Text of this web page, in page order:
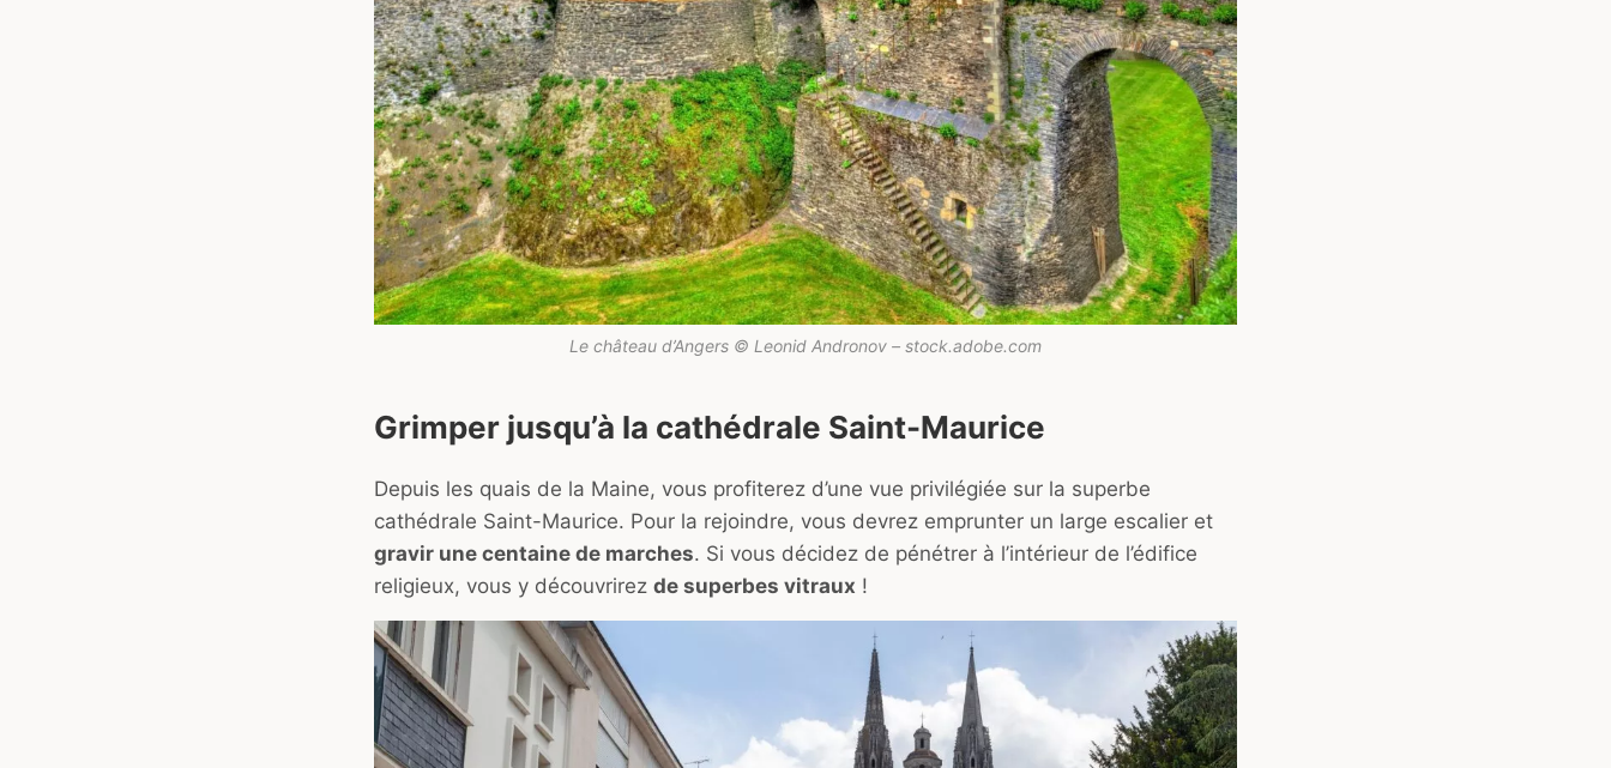
Le château d’Angers © Leonid Andronov – stock.adobe.com
Grimper jusqu’à la cathédrale Saint-Maurice
Depuis les quais de la Maine, vous profiterez d’une vue privilégiée sur la superbe
cathédrale Saint-Maurice. Pour la rejoindre, vous devrez emprunter un large escalier et
gravir une centaine de marches. Si vous décidez de pénétrer à l’intérieur de l’édifice
religieux, vous y découvrirez de superbes vitraux !